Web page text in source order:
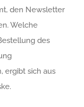
den Newsletter
Welche
des
ergibt sich aus